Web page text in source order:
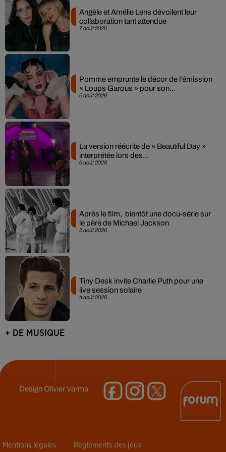
7 août 2026
Angèle et Amélie Lens dévoilent leur
collaboration tant attendue
6 août 2026
Pomme emprunte le décor de l’émission
« Loups Garous » pour son...
6 août 2026
La version réécrite de « Beautiful Day »
interprétée lors des...
5 août 2026
Après le film, bientôt une docu-série sur
le père de Michael Jackson
4 août 2026
Tiny Desk invite Charlie Puth pour une
live session solaire
+ DE MUSIQUE
DesignOlivier Varma
Mentions légales Règlements des jeux